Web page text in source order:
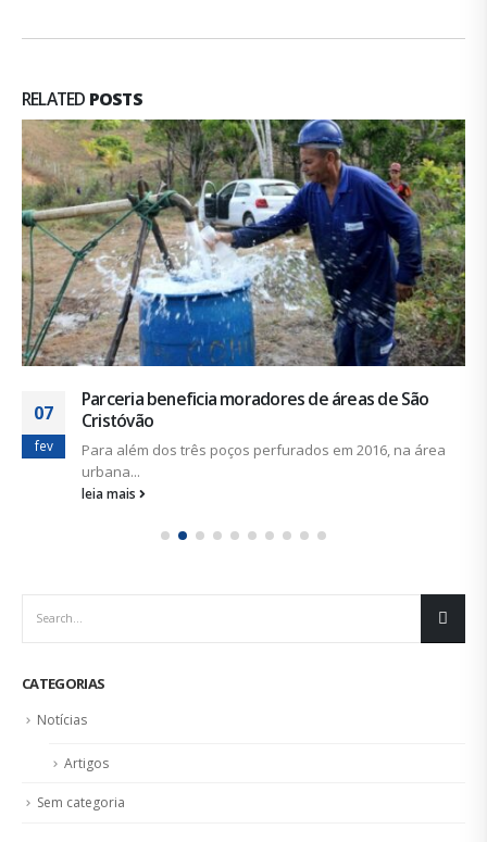
RELATED POSTS
07
fev
Parceria beneficia moradores de áreas de São
Cristóvão
Para além dos três poços perfurados em 2016, na área
urbana...
leia mais
CATEGORIAS
Notícias
Artigos
Sem categoria